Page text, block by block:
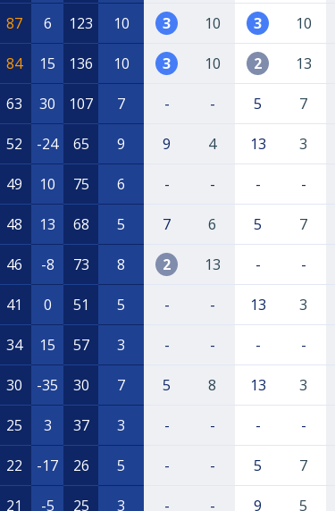
87 6 123 10 3 10 3 10
84 15 136 10 3 10 2 13
63 30 107 7 - - 5 7
52 -24 65 9 9 4 13 3
49 10 75 6 - - - -
48 13 68 5 7 6 5 7
46 -8 73 8 2 13 - -
41 0 51 5 - - 13 3
34 15 57 3 - - - -
30 -35 30 7 5 8 13 3
25 3 37 3 - - - -
22 -17 26 5 - - 5 7
21 -5 25 3 - - 9 5